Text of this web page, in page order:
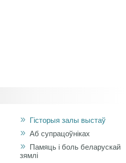
Гісторыя залы выстаў
Аб супрацоўніках
Памяць і боль беларускай
зямлі